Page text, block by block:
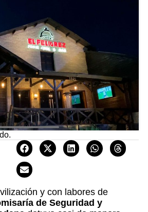
y con labores de
de Seguridad y